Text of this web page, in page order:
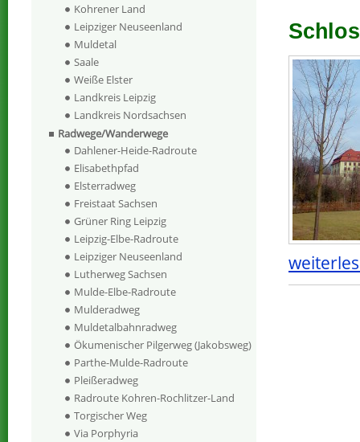
Kohrener Land
Leipziger Neuseenland
Muldetal
Saale
Weiße Elster
Landkreis Leipzig
Landkreis Nordsachsen
Radwege/Wanderwege
Dahlener-Heide-Radroute
Elisabethpfad
Elsterradweg
Freistaat Sachsen
Grüner Ring Leipzig
Leipzig-Elbe-Radroute
Leipziger Neuseenland
Lutherweg Sachsen
Mulde-Elbe-Radroute
Mulderadweg
Muldetalbahnradweg
Ökumenischer Pilgerweg (Jakobsweg)
Parthe-Mulde-Radroute
Pleißeradweg
Radroute Kohren-Rochlitzer-Land
Torgischer Weg
Via Porphyria